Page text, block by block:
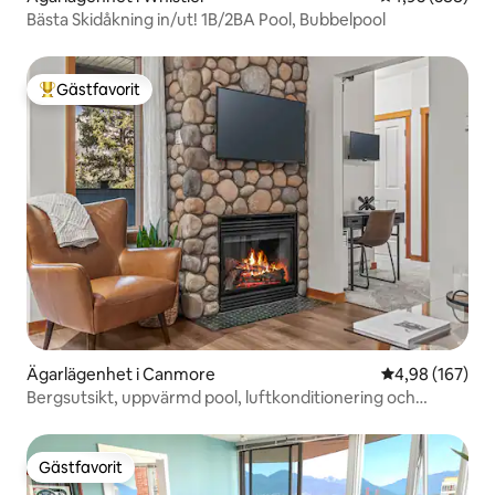
Bästa Skidåkning in/ut! 1B/2BA Pool, Bubbelpool
Populär gästfavorit
Gästfavorit
Ägarlägenhet i Canmore 4,98 av 5 i
4,98 (167)
Bergsutsikt, uppvärmd pool, luftkonditionering och
Gästfavorit
Gästfavorit